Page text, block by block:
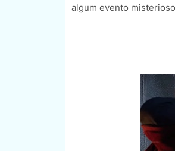
algum evento